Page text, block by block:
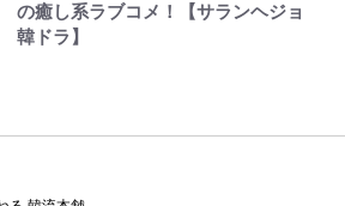
の癒し系ラブコメ！【サランヘジョ
韓ドラ】